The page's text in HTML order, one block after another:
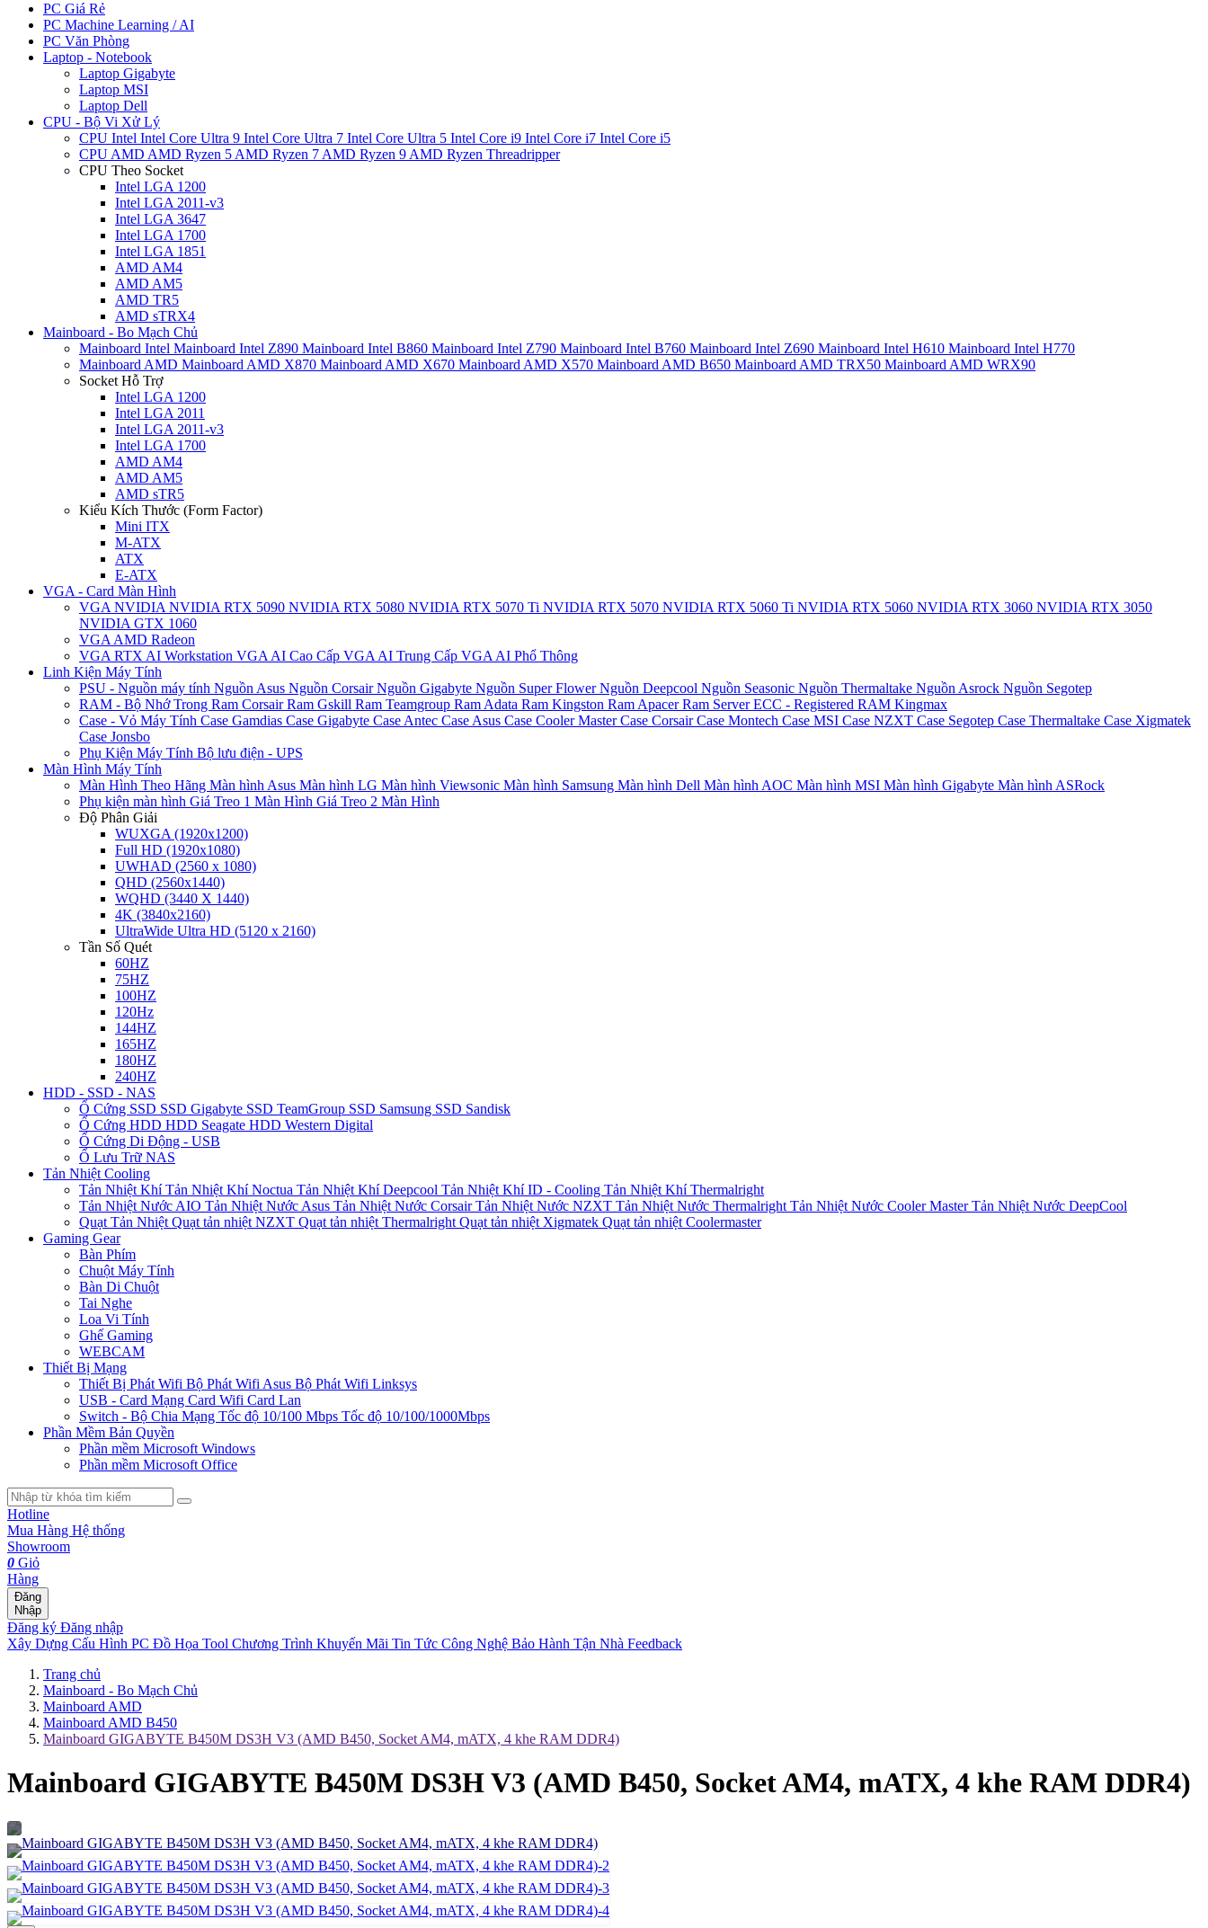
PC Giá Rẻ
PC Machine Learning / AI
PC Văn Phòng
Laptop - Notebook
Laptop Gigabyte
Laptop MSI
Laptop Dell
CPU - Bộ Vi Xử Lý
CPU Intel Intel Core Ultra 9 Intel Core Ultra 7 Intel Core Ultra 5 Intel Core i9 Intel Core i7 Intel Core i5
CPU AMD AMD Ryzen 5 AMD Ryzen 7 AMD Ryzen 9 AMD Ryzen Threadripper
CPU Theo Socket
Intel LGA 1200
Intel LGA 2011-v3
Intel LGA 3647
Intel LGA 1700
Intel LGA 1851
AMD AM4
AMD AM5
AMD TR5
AMD sTRX4
Mainboard - Bo Mạch Chủ
Mainboard Intel Mainboard Intel Z890 Mainboard Intel B860 Mainboard Intel Z790 Mainboard Intel B760 Mainboard Intel Z690 Mainboard Intel H610 Mainboard Intel H770
Mainboard AMD Mainboard AMD X870 Mainboard AMD X670 Mainboard AMD X570 Mainboard AMD B650 Mainboard AMD TRX50 Mainboard AMD WRX90
Socket Hỗ Trợ
Intel LGA 1200
Intel LGA 2011
Intel LGA 2011-v3
Intel LGA 1700
AMD AM4
AMD AM5
AMD sTR5
Kiểu Kích Thước (Form Factor)
Mini ITX
M-ATX
ATX
E-ATX
VGA - Card Màn Hình
VGA NVIDIA NVIDIA RTX 5090 NVIDIA RTX 5080 NVIDIA RTX 5070 Ti NVIDIA RTX 5070 NVIDIA RTX 5060 Ti NVIDIA RTX 5060 NVIDIA RTX 3060 NVIDIA RTX 3050
NVIDIA GTX 1060
VGA AMD Radeon
VGA RTX AI Workstation VGA AI Cao Cấp VGA AI Trung Cấp VGA AI Phổ Thông
Linh Kiện Máy Tính
PSU - Nguồn máy tính Nguồn Asus Nguồn CorsairNguồn Gigabyte Nguồn Super FlowerNguồn Deepcool Nguồn Seasonic Nguồn Thermaltake Nguồn Asrock Nguồn Segotep
RAM - Bộ Nhớ Trong Ram CorsairRam Gskill Ram Teamgroup Ram Adata Ram Kingston Ram ApacerRam Server ECC - Registered RAM Kingmax
Case - Vỏ Máy Tính Case Gamdias Case Gigabyte Case Antec Case Asus Case Cooler MasterCase CorsairCase Montech Case MSI Case NZXT Case Segotep Case Thermaltake Case Xigmatek
Case Jonsbo
Phụ Kiện Máy Tính Bộ lưu điện - UPS
Màn Hình Máy Tính
Màn Hình Theo Hãng Màn hình Asus Màn hình LG Màn hình Viewsonic Màn hình Samsung Màn hình Dell Màn hình AOC Màn hình MSI Màn hình Gigabyte Màn hình ASRock
Phụ kiện màn hình Giá Treo 1 Màn Hình Giá Treo 2 Màn Hình
Độ Phân Giải
WUXGA (1920x1200)
Full HD (1920x1080)
UWHAD (2560 x 1080)
QHD (2560x1440)
WQHD (3440 X 1440)
4K (3840x2160)
UltraWide Ultra HD (5120 x 2160)
Tần Số Quét
60HZ
75HZ
100HZ
120Hz
144HZ
165HZ
180HZ
240HZ
HDD - SSD - NAS
Ổ Cứng SSD SSD Gigabyte SSD TeamGroup SSD Samsung SSD Sandisk
Ổ Cứng HDD HDD Seagate HDD Western Digital
Ổ Cứng Di Động - USB
Ổ Lưu Trữ NAS
Tản Nhiệt Cooling
Tản Nhiệt KhíTản Nhiệt Khí Noctua Tản Nhiệt Khí Deepcool Tản Nhiệt Khí ID - Cooling Tản Nhiệt Khí Thermalright
Tản Nhiệt Nước AIO Tản Nhiệt Nước Asus Tản Nhiệt Nước CorsairTản Nhiệt Nước NZXT Tản Nhiệt Nước Thermalright Tản Nhiệt Nước Cooler MasterTản Nhiệt Nước DeepCool
Quạt Tản Nhiệt Quạt tản nhiệt NZXT Quạt tản nhiệt Thermalright Quạt tản nhiệt Xigmatek Quạt tản nhiệt Coolermaster
Gaming Gear
Bàn Phím
Chuột Máy Tính
Bàn Di Chuột
Tai Nghe
Loa Vi Tính
Ghế Gaming
WEBCAM
Thiết Bị Mạng
Thiết Bị Phát Wifi Bộ Phát Wifi Asus Bộ Phát Wifi Linksys
USB - Card Mạng Card Wifi Card Lan
Switch - Bộ Chia Mạng Tốc độ 10/100 Mbps Tốc độ 10/100/1000Mbps
Phần Mềm Bản Quyền
Phần mềm Microsoft Windows
Phần mềm Microsoft Office
Hotline
Mua Hàng Hệ thống
Showroom
0 Giỏ
Hàng
Đăng
Nhập
Đăng ký Đăng nhập
Xây Dựng Cấu Hình PC Đồ Họa Tool Chương Trình Khuyến Mãi Tin Tức Công Nghệ Bảo Hành Tận Nhà Feedback
Trang chủ
Mainboard - Bo Mạch Chủ
Mainboard AMD
Mainboard AMD B450
Mainboard GIGABYTE B450M DS3H V3 (AMD B450, Socket AM4, mATX, 4 khe RAM DDR4)
Mainboard GIGABYTE B450M DS3H V3 (AMD B450, Socket AM4, mATX, 4 khe RAM DDR4)